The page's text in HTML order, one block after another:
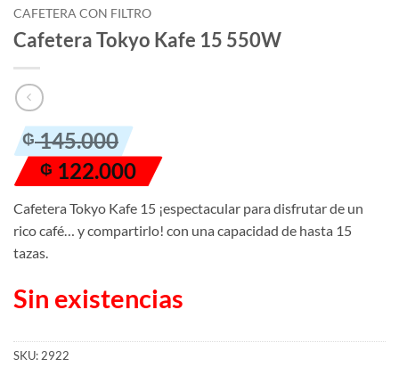
CAFETERA CON FILTRO
Cafetera Tokyo Kafe 15 550W
₲145.000
El
precio
original
era:
₲ 145.000.
₲ 122.000
El
precio
actual
es:
₲ 122.000.
Cafetera Tokyo Kafe 15 ¡espectacular para disfrutar de un
rico café… y compartirlo! con una capacidad de hasta 15
tazas.
Sin existencias
SKU: 2922